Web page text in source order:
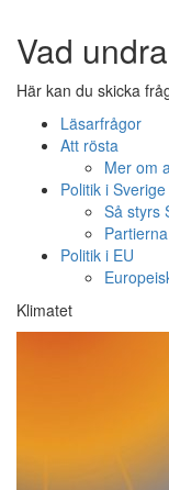
Vad
Här kan du skicka
Läsarfrågor
Att rösta
Mer om
Politik i Sverige
Så styrs
Partierna
Politik i EU
Klimatet